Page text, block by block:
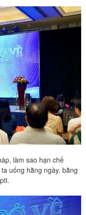
làm sao hạn chế
uống hằng ngày, bằng